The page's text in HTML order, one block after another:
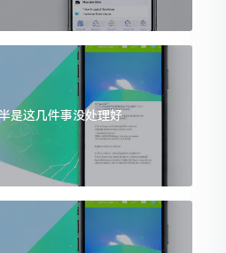
是这几件事没处理好